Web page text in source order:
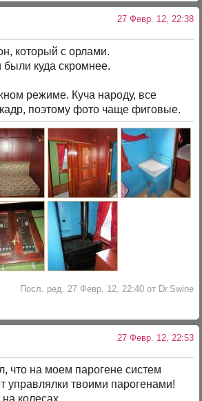
27 Февр. 12, 22:38
который с орлами.
были куда скромнее.
режиме. Куча народу, все
кадр, поэтому фото чаще фиговые.
Посл. ред. 27 Февр. 12, 22:40 от Dr.Swine
27 Февр. 12, 22:53
что на моем парогене систем
управлялки твоими парогенами!